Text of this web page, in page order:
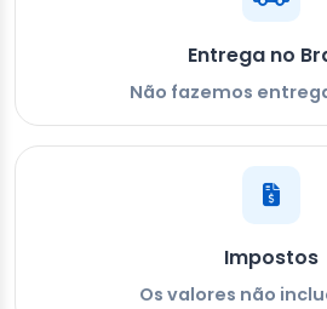
Entrega no
Não fazemos
Impostos
Os valores não